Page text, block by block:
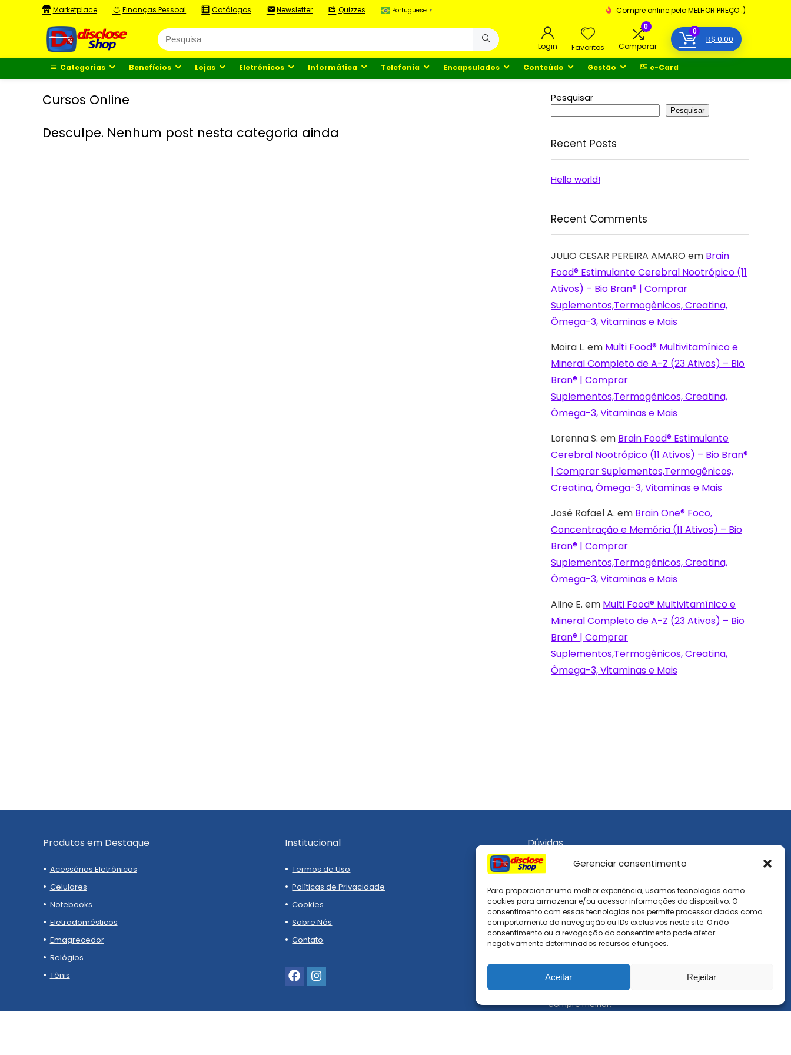
Gerenciar consentimento
Para proporcionar uma melhor experiência, usamos tecnologias como
cookies para armazenar e/ou acessar informações do dispositivo. O
consentimento com essas tecnologias nos permite processar dados como
comportamento da navegação ou IDs exclusivos neste site. O não
consentimento ou a revogação do consentimento pode afetar
negativamente determinados recursos e funções.
Aceitar Rejeitar
Marketplace Finanças Pessoal Catálogos Newsletter Quizzes Portuguese ▼ Compre online pelo MELHOR PREÇO :)
Login Favoritos
0
Comparar
0
R$ 0,00
Categorias Benefícios Lojas Eletrônicos Informática Telefonia Encapsulados Conteúdo Gestão e-Card
Cursos Online
Desculpe. Nenhum post nesta categoria ainda
Pesquisar
Pesquisar
Recent Posts
Hello world!
Recent Comments
JULIO CESAR PEREIRA AMARO em Brain
Food® Estimulante Cerebral Nootrópico (11
Ativos) – Bio Bran® | Comprar
Suplementos,Termogênicos, Creatina,
Ômega-3, Vitaminas e Mais
Moira L. em Multi Food® Multivitamínico e
Mineral Completo de A-Z (23 Ativos) – Bio
Bran® | Comprar
Suplementos,Termogênicos, Creatina,
Ômega-3, Vitaminas e Mais
Lorenna S. em Brain Food® Estimulante
Cerebral Nootrópico (11 Ativos) – Bio Bran®
| Comprar Suplementos,Termogênicos,
Creatina, Ômega-3, Vitaminas e Mais
José Rafael A. em Brain One® Foco,
Concentração e Memória (11 Ativos) – Bio
Bran® | Comprar
Suplementos,Termogênicos, Creatina,
Ômega-3, Vitaminas e Mais
Aline E. em Multi Food® Multivitamínico e
Mineral Completo de A-Z (23 Ativos) – Bio
Bran® | Comprar
Suplementos,Termogênicos, Creatina,
Ômega-3, Vitaminas e Mais
Produtos em Destaque
Acessórios Eletrônicos
Celulares
Notebooks
Eletrodomésticos
Emagrecedor
Relógios
Tênis
Institucional
Termos de Uso
Políticas de Privacidade
Cookies
Sobre Nós
Contato
Dúvidas
Como Usar o Site
Devoluções e Reembolso
Frete e Prazo de Entrega
Métodos de Pagamento
Compre melhor,